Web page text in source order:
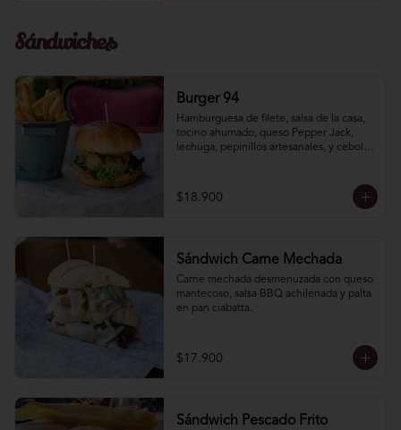
Sándwiches
Burger 94
Hamburguesa de filete, salsa de la casa,
tocino ahumado, queso Pepper Jack,
lechuga, pepinillos artesanales, y cebolla
$18.900
Sándwich Carne Mechada
Carne mechada desmenuzada con queso
mantecoso, salsa BBQ achilenada y palta
en pan ciabatta.
$17.900
Sándwich Pescado Frito